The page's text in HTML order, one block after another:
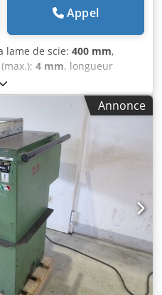
Appel
lame de scie: 400 mm,
4 mm, longueur
acier rond à 90°:120 mm,
, vitesse de
de rotation (max.):
400 est une scie
l’aluminium, fabriquée
"GERD WOLLF
réputé en Turquie.
standard - Points de
45° - 67,5° - Poignée de
intermédiaires - Vitesse
types de profils - Capot
- Scie à entraînement
sécurisé à deux mains -
- 2 vérins
Annonce